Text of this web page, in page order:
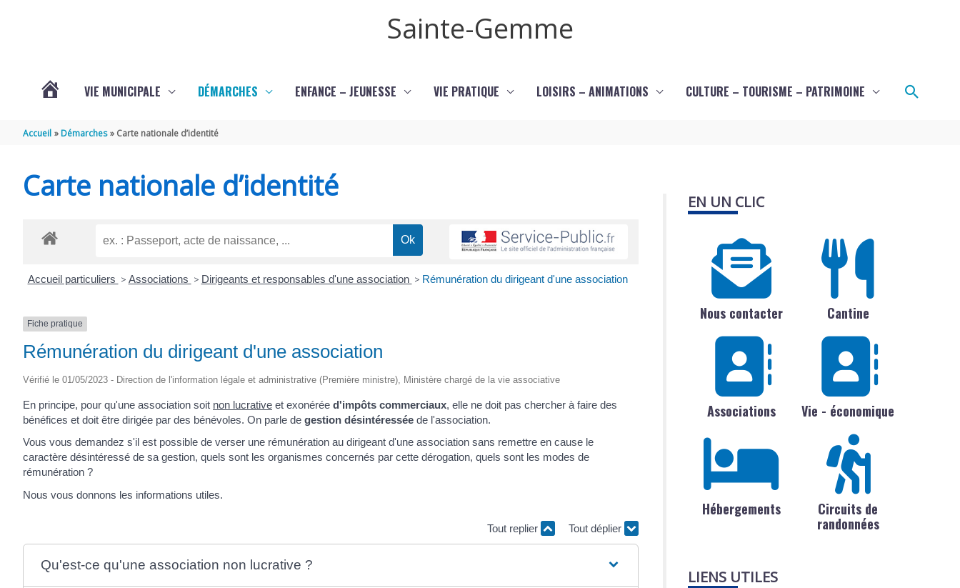
Sainte-Gemme
GEMME
VIE MUNICIPALE DÉMARCHES ENFANCE – JEUNESSE VIE PRATIQUE LOISIRS – ANIMATIONS CULTURE – TOURISME – PATRIMOINE
Accueil Démarches Carte nationale d’identité
Carte nationale d’identité
Accueil particuliers > Associations > Dirigeants et responsables d'une association > Rémunération du dirigeant d'une association
Fiche pratique
Rémunération du dirigeant d'une association
Vérifié le 01/05/2023 - Direction de l'information légale et administrative (Première ministre), Ministère chargé de la vie associative
En principe, pour qu'une association soit non lucrative et exonérée d'impôts commerciaux, elle ne doit pas chercher à faire des
bénéfices et doit être dirigée par des bénévoles. On parle de gestion désintéressée de l'association.
Vous vous demandez s'il est possible de verser une rémunération au dirigeant d'une association sans remettre en cause le
caractère désintéressé de sa gestion, quels sont les organismes concernés par cette dérogation, quels sont les modes de
rémunération ?
Nous vous donnons les informations utiles.
Tout replier Tout déplier
Qu'est-ce qu'une association non lucrative ?
EN UN CLIC
Nous contacter Cantine
Associations Vie - économique
Hébergements
Circuits de
randonnées
LIENS UTILES